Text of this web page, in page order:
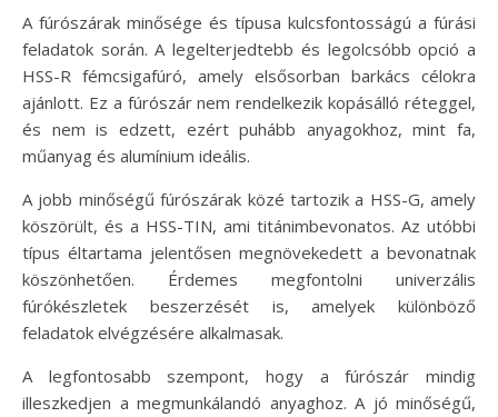
A fúrószárak minősége és típusa kulcsfontosságú a fúrási
feladatok során. A legelterjedtebb és legolcsóbb opció a
HSS-R fémcsigafúró, amely elsősorban barkács célokra
ajánlott. Ez a fúrószár nem rendelkezik kopásálló réteggel,
és nem is edzett, ezért puhább anyagokhoz, mint fa,
műanyag és alumínium ideális.
A jobb minőségű fúrószárak közé tartozik a HSS-G, amely
köszörült, és a HSS-TIN, ami titánimbevonatos. Az utóbbi
típus éltartama jelentősen megnövekedett a bevonatnak
köszönhetően. Érdemes megfontolni univerzális
fúrókészletek beszerzését is, amelyek különböző
feladatok elvégzésére alkalmasak.
A legfontosabb szempont, hogy a fúrószár mindig
illeszkedjen a megmunkálandó anyaghoz. A jó minőségű,